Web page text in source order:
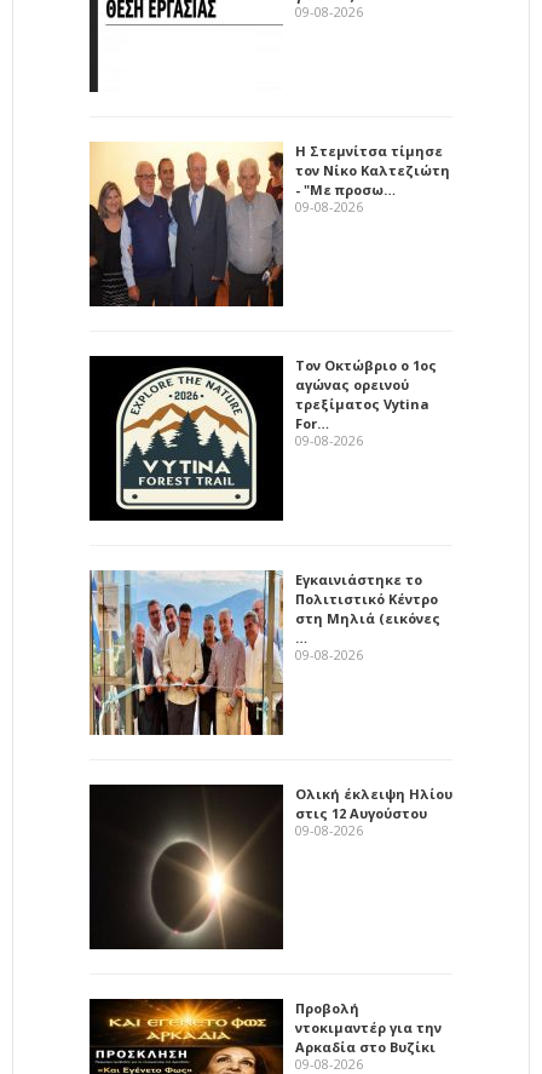
09-08-2026
Η Στεμνίτσα τίμησε
τον Νίκο Καλτεζιώτη
- "Με προσω…
09-08-2026
Τον Οκτώβριο ο 1ος
αγώνας ορεινού
τρεξίματος Vytina
For…
09-08-2026
Εγκαινιάστηκε το
Πολιτιστικό Κέντρο
στη Μηλιά (εικόνες
…
09-08-2026
Ολική έκλειψη Ηλίου
στις 12 Αυγούστου
09-08-2026
Προβολή
ντοκιμαντέρ για την
Αρκαδία στο Βυζίκι
09-08-2026